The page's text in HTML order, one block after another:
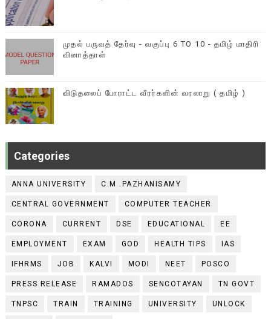
முதல் பருவத் தேர்வு - வகுப்பு 6 TO 10 - தமிழ் மாதிரி
வினாத்தாள்
விடுதலைப் போராட்ட வீரர்களின் வரலாறு ( தமிழ் )
Categories
ANNA UNIVERSITY C.M .PAZHANISAMY
CENTRAL GOVERNMENT COMPUTER TEACHER
CORONA CURRENT DSE EDUCATIONAL EE
EMPLOYMENT EXAM GOD HEALTH TIPS IAS
IFHRMS JOB KALVI MODI NEET POSCO
PRESS RELEASE RAMADOS SENCOTAYAN TN GOVT
TNPSC TRAIN TRAINING UNIVERSITY UNLOCK